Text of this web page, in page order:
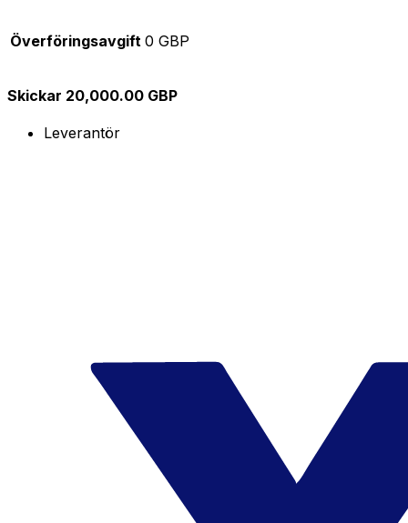
Överföringsavgift 0 GBP
Skickar 20,000.00 GBP
Leverantör